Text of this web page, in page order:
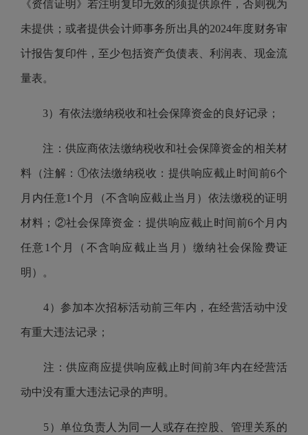
《资信证明》若注明复印无效的须提供原件，否则视为
未提供；或者提供会计师事务所出具的2024年度财务审
计报告复印件，至少包括资产负债表、利润表、现金流
量表。
3）有依法缴纳税收和社会保障资金的良好记录；
注：供应商依法缴纳税收和社会保障资金的相关材
料（注解：①依法缴纳税收：提供响应截止时间前6个
月内任意1个月（不含响应截止当月）依法缴税的证明
材料；②社会保障资金：提供响应截止时间前6个月内
任意1个月（不含响应截止当月）缴纳社会保险费证
明）。
4）参加本次招标活动前三年内，在经营活动中没
有重大违法记录；
注：供应商应提供响应截止时间前3年内在经营活
动中没有重大违法记录的声明。
5）单位负责人为同一人或存在控股、管理关系的